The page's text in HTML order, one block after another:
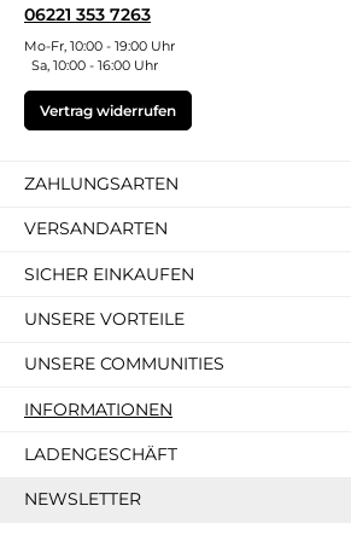
06221 353 7263
Mo-Fr, 10:00 - 19:00 Uhr
Sa, 10:00 - 16:00 Uhr
Vertrag widerrufen
ZAHLUNGSARTEN
VERSANDARTEN
SICHER EINKAUFEN
UNSERE VORTEILE
UNSERE COMMUNITIES
INFORMATIONEN
LADENGESCHÄFT
NEWSLETTER